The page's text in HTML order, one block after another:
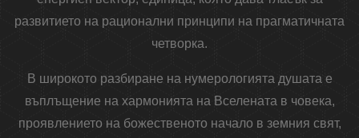
развитието на рационални принципи на прагматичната
четворка.
В широкото разбиране на нумерологията душата е
въплъщение на хармонията на Вселената в човека,
проявлението на божественото начало в земния свят,